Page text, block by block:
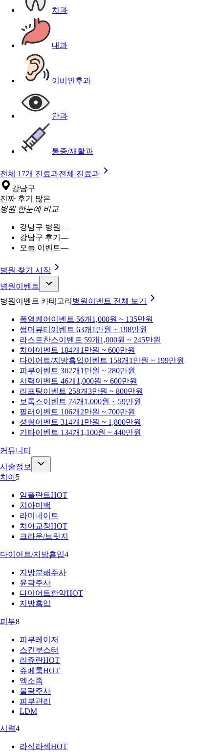
치과
내과
이비인후과
안과
통증/재활과
전체 17개 진료과전체 진료과
강남구
진짜 후기 많은
병원 한눈에 비교
강남구 병원—
강남구 후기 —
오늘 이벤트—
병원 찾기 시작
병원이벤트
병원이벤트 카테고리 병원이벤트 전체 보기
폭염케어 이벤트 56개 1,000원 ~ 135만원
썸머뷰티 이벤트 63개 1만원 ~ 198만원
라스트찬스이벤트 59개 1,000원 ~ 245만원
치아이벤트 184개 1만원 ~ 600만원
다이어트/지방흡입이벤트 158개 1만원 ~ 199만원
피부이벤트 302개 1만원 ~ 280만원
시력이벤트 46개 1,000원 ~ 600만원
리프팅이벤트 258개3만원 ~ 800만원
보톡스이벤트 74개 1,000원 ~ 59만원
필러 이벤트 106개 2만원 ~ 700만원
성형이벤트 314개 1만원 ~ 1,800만원
기타이벤트 134개 1,100원 ~ 440만원
커뮤니티
시술정보
치아5
임플란트HOT
치아미백
라미네이트
치아교정HOT
크라운/브릿지
다이어트/지방흡입4
지방분해주사
윤곽주사
다이어트한약HOT
지방흡입
피부8
피부레이저
스킨부스터
리쥬란HOT
쥬베룩HOT
엑소좀
물광주사
피부관리
LDM
시력4
라식라섹HOT